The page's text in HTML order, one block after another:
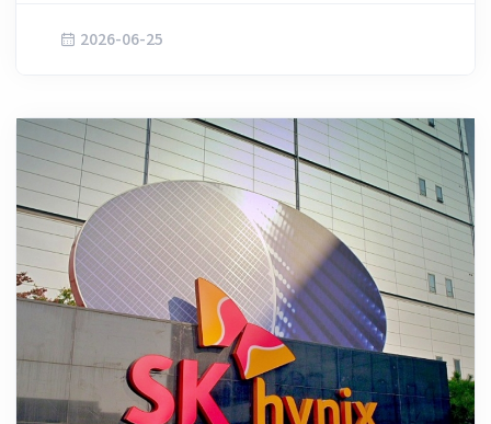
手段来遏制通胀。无论白宫未来是否施加降息压
举行的欧洲央行论坛上对各国央行行长表
示：“在过去漫长的岁月里，我们一直是一家独
立的央行，在当前这一时刻，我们也将继续保持
独立，你们将在这方面看不到任何改变。” 民
主党政治家此前曾警告称，沃什可能会沦为特朗
普的“牵线木偶”，且市场最初也预计这位由总
统提名的人选会采取更为鸽派的立场。 鉴于沃
什目前的强硬姿态，交易员已将此前预测的
2027年3月加息时间点大幅提前，押注美联储最
早可能在今年10月就会宣布加息 ______ 5. 特
斯拉车市步履维艰 就在投资者继续苦等特斯拉
（General Atlantic），标志着该机构正在加速
全新的“全球战略顾问”岗位上，与泛大西洋投
资的高管团队、旗下被投企业组合以及各方出资
人（LP）展开紧密合作。 “这是我职业生涯中
首次达成的此类深度战略合作。”现年39岁、正
在温布尔登网球公开赛全力冲击其第25座大满贯
冠军奖杯的德约科维奇在接受采访时坦言，“无
论是在赛场内还是赛场外，我都非常热衷于打破
常规、挑战现状，我一直在寻找志同道合的合作
伙伴。” 泛大西洋投资集团首席执行官比尔·
福特（Bill Ford）透露，他与这位塞尔维亚网球
公布的最新数据显示，尽管全美物价以三年多来
然呈现出加速态势。 具体来看，美国5月份个人
消费支出（PCE）物价指数同比大幅上涨
4.1%，创下了自2023年4月以来的最大单日同
比涨幅。在剔除波动较大的食品和能源价格后，
5月核心PCE物价指数也同比上涨了3.4%。在剔
除通胀因素后，经通胀调整后的实际个人消费支
出环比增长了0.3%，而在此前的4月份，该项数
据曾陷入停滞。 与此同时，同日出炉的另一份
官方报告显示，美国第一季度国内生产总值
（GDP）年化季率修正为增长2.1%，增速明显
快于此前各方的预期。分析人士指出，持续高企
美光科技季度利润狂飙近15倍；微软再度调高
2026-06-25